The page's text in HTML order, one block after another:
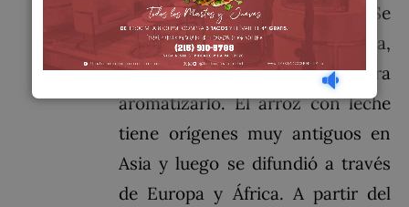
azúcar. Se sirve frío o caliente. Se
le suele espolvorear canela,
vainilla o cáscara de limón para
aromatizarlo. El arroz con leche
tiene orígenes muy antiguos en
Asia y luego se difundió a través
de Europa y África. A partir del